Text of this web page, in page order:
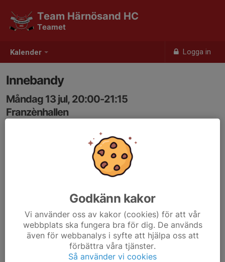
Kalender Logga in
Team Härnösand HC
Teamet
Innebandy
Måndag 13 jul, 20:00-21:15
Franzènhallen
Godkänn kakor
Vi använder oss av kakor (cookies) för att vår
webbplats ska fungera bra för dig. De används
även för webbanalys i syfte att hjälpa oss att
förbättra våra tjänster.
Så använder vi cookies